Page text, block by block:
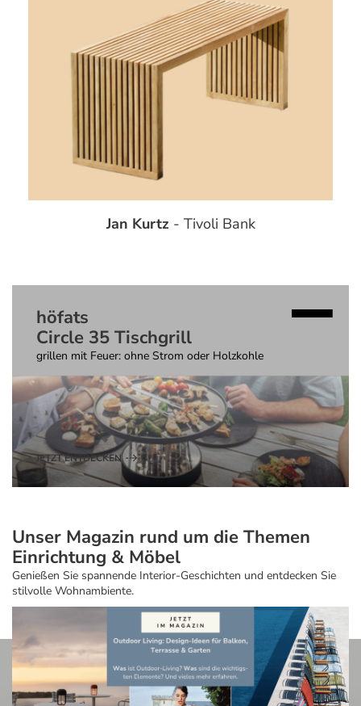
Jan Kurtz - Tivoli Bank
höfats
Circle 35 Tischgrill
grillen mit Feuer: ohne Strom oder Holzkohle
JETZT ENTDECKEN
Unser Magazin rund um die Themen
Einrichtung & Möbel
Genießen Sie spannende Interior-Geschichten und entdecken Sie
stilvolle Wohnambiente.